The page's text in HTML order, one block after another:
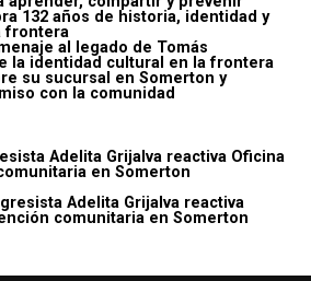
132 años de historia, identidad y
frontera
al legado de Tomás
la identidad cultural en la frontera
su sucursal en Somerton y
con la comunidad
Adelita Grijalva reactiva Oficina
en Somerton
Adelita Grijalva reactiva
comunitaria en Somerton